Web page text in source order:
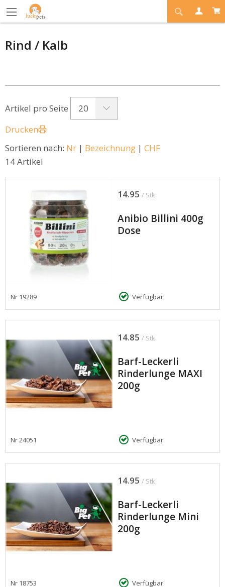
Rind / Kalb
Artikel pro Seite
20
Drucken
Sortieren nach: Nr | Bezeichnung | CHF
14 Artikel
14.95 / Stk.
Anibio Billini 400g
Dose
Nr 19289 Verfügbar
14.85 / Stk.
Barf-Leckerli
Rinderlunge MAXI
200g
Nr24051 Verfügbar
14.95 / Stk.
Barf-Leckerli
Rinderlunge Mini
200g
Nr 18753 Verfügbar